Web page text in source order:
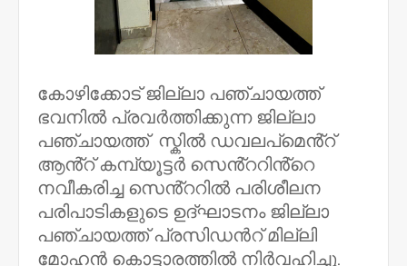
കോഴിക്കോട് ജില്ലാ പഞ്ചായത്ത്
ഭവനിൽ പ്രവർത്തിക്കുന്ന ജില്ലാ
പഞ്ചായത്ത് സ്കിൽ ഡവലപ്മെൻ്റ്
ആൻ്റ് കമ്പ്യൂട്ടർ സെൻ്ററിൻ്റെ
നവീകരിച്ച സെൻ്ററിൽ പരിശീലന
പരിപാടികളുടെ ഉദ്ഘാടനം ജില്ലാ
പഞ്ചായത്ത് പ്രസിഡൻറ് മില്ലി
മോഹൻ കൊട്ടാരത്തിൽ നിർവഹിച്ചു.